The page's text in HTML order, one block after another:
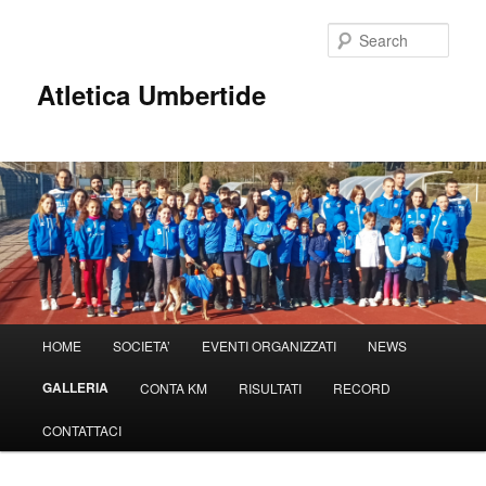
Atletica Umbertide
Skip
to
primary
HOME SOCIETA’ EVENTI ORGANIZZATI NEWS
GALLERIA CONTA KM RISULTATI RECORD
CONTATTACI